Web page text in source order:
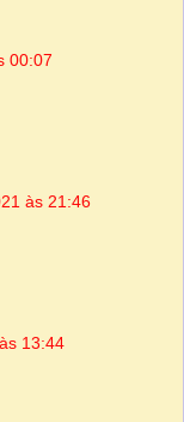
00:07
às 21:46
13:44